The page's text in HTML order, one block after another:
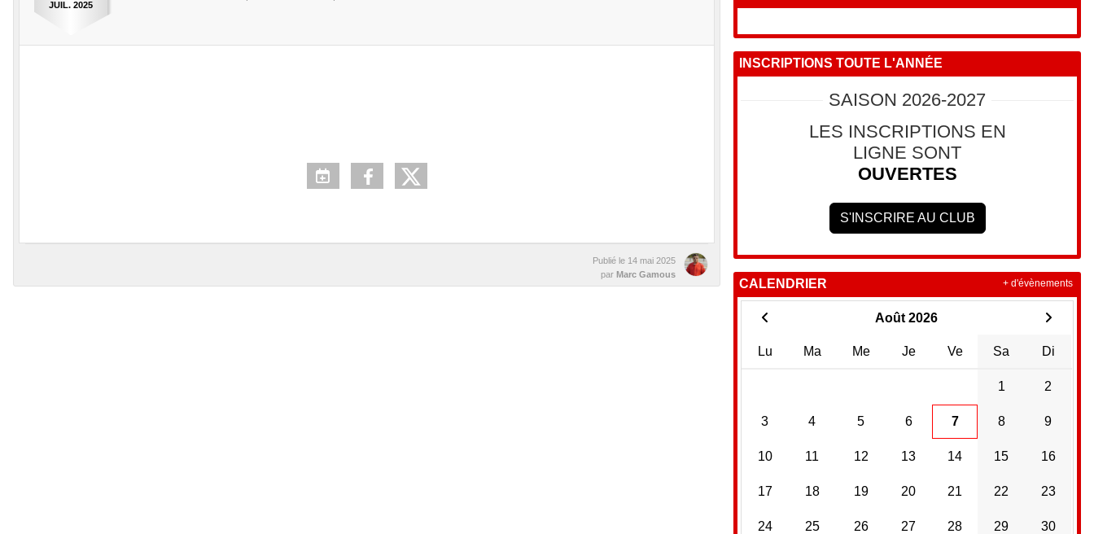
JUIL. 2025
Publié le 14 mai 2025
parMarc Gamous
INSCRIPTIONS TOUTE L'ANNÉE
SAISON 2026-2027
LES INSCRIPTIONS EN
LIGNE SONT
OUVERTES
S'INSCRIRE AU CLUB
CALENDRIER
Août 2026
Lu Ma Me Je Ve Sa Di
1 2
3 4 5 6 7 8 9
10 11 12 13 14 15 16
17 18 19 20 21 22 23
24 25 26 27 28 29 30
+ d'évènements